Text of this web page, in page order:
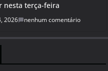
nesta terça-feira
2026 nenhum comentário